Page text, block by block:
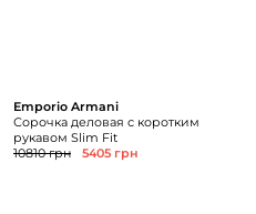
Emporio Armani
Сорочка деловая с коротким
рукавом Slim Fit
10810 грн
5405 грн